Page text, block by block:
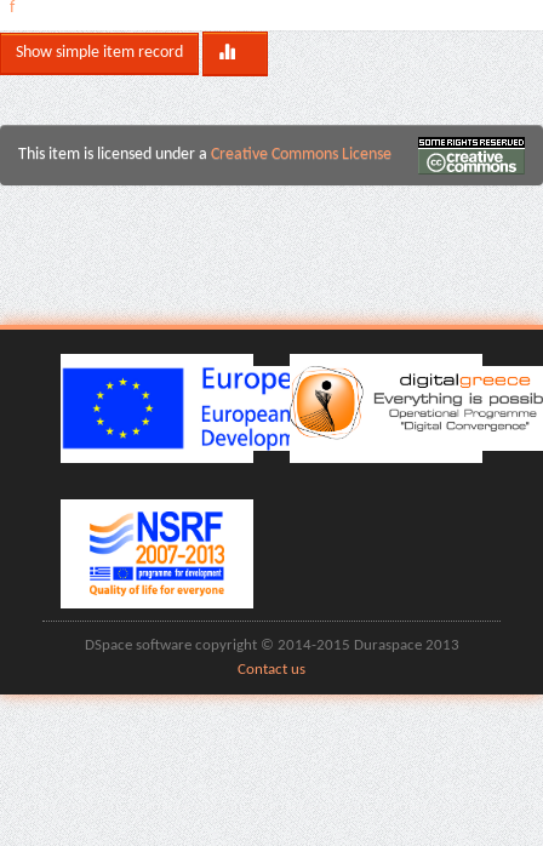
f
Show simple item record
This item is licensed under a Creative Commons License
DSpace software copyright © 2014-2015 Duraspace 2013
Contact us